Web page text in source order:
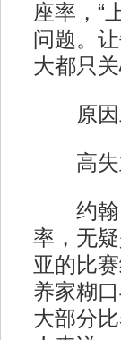
座率，“
问题。
大都只
原因
高失
约翰内
率，无
亚的比
养家糊
大部分